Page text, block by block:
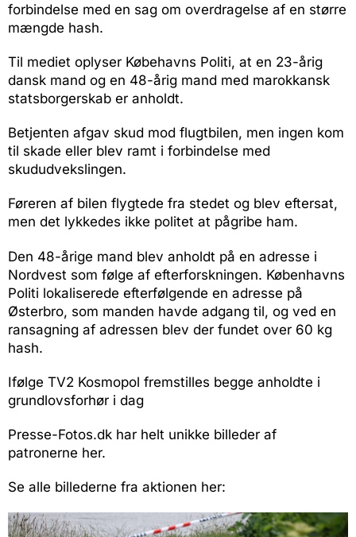
forbindelse med en sag om overdragelse af en større
mængde hash.
Til mediet oplyser Købehavns Politi, at en 23-årig
dansk mand og en 48-årig mand med marokkansk
statsborgerskab er anholdt.
Betjenten afgav skud mod flugtbilen, men ingen kom
til skade eller blev ramt i forbindelse med
skududvekslingen.
Føreren af bilen flygtede fra stedet og blev eftersat,
men det lykkedes ikke politet at pågribe ham.
Den 48-årige mand blev anholdt på en adresse i
Nordvest som følge af efterforskningen. Københavns
Politi lokaliserede efterfølgende en adresse på
Østerbro, som manden havde adgang til, og ved en
ransagning af adressen blev der fundet over 60 kg
hash.
Ifølge TV2 Kosmopol fremstilles begge anholdte i
grundlovsforhør i dag
Presse-Fotos.dk har helt unikke billeder af
patronerne her.
Se alle billederne fra aktionen her: